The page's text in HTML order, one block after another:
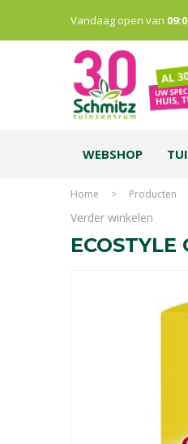
Home > Producten
Vandaag open van
WEBSHOP
Verder winkelen